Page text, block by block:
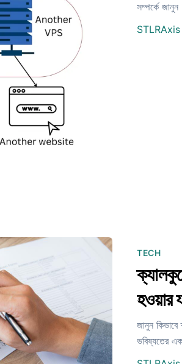
সম্পর্কে
TECH
হওয়ার
জানুন
ভবিষ্যতের